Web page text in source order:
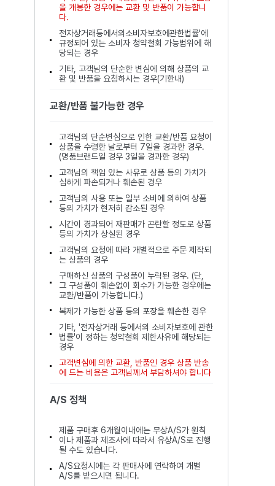
을 개봉한 경우에는 교환 및 반품이 가능합니
다.
전자상거래등에서의소비자보호에관한법률'에
규정되어 있는 소비자 청약철회 가능범위에 해
당되는 경우
기타, 고객님의 단순한 변심에 의해 상품의 교
환 및 반품을 요청하시는 경우(기한내)
교환/반품 불가능한 경우
고객님의 단순변심으로 인한 교환/반품 요청이
상품을 수령한 날로부터 7일을 경과한 경우.
(명품브랜드일 경우 3일을 경과한 경우)
고객님의 책임 있는 사유로 상품 등의 가치가
심하게 파손되거나 훼손된 경우
고객님의 사용 또는 일부 소비에 의하여 상품
등의 가치가 현저히 감소된 경우
시간이 경과되어 재판매가 곤란할 정도로 상품
등의 가치가 상실된 경우
고객님의 요청에 따라 개별적으로 주문 제작되
는 상품의 경우
구매하신 상품의 구성품이 누락된 경우. (단,
그 구성품이 훼손없이 회수가 가능한 경우에는
교환/반품이 가능합니다.)
복제가 가능한 상품 등의 포장을 훼손한 경우
기타, '전자상거래 등에서의 소비자보호에 관한
법률'이 정하는 청약철회 제한사유에 해당되는
경우
고객변심에 의한 교환, 반품인 경우 상품 반송
에 드는 비용은 고객님께서 부담하셔야 합니다
A/S 정책
제품 구매후 6개월이내에는 무상A/S가 원칙
이나 제품과 제조사에 따라서 유상A/S로 진행
될 수도 있습니다.
A/S요청시에는 각 판매사에 연락하여 개별
A/S를 받으시면 됩니다.